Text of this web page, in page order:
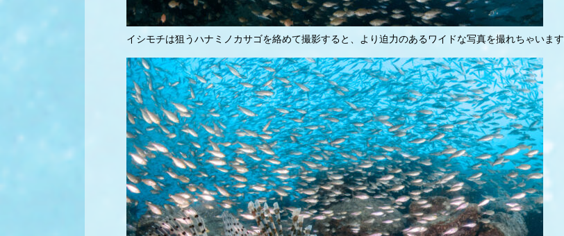
イシモチは狙うハナミノカサゴを絡めて撮影すると、より迫力のあるワイドな写真を撮れちゃいます